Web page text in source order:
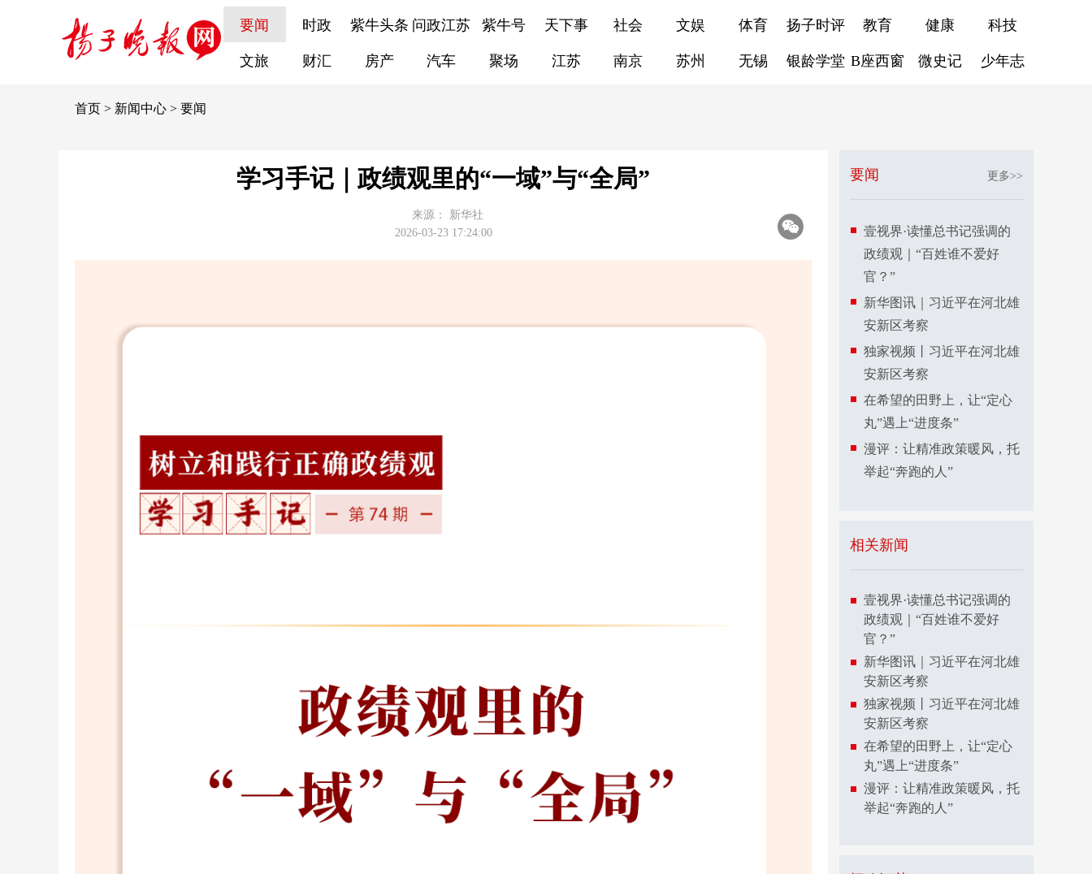
要闻 时政 紫牛头条 问政江苏 紫牛号 天下事 社会 文娱 体育 扬子时评 教育 健康 科技
文旅 财汇 房产 汽车 聚场 江苏 南京 苏州 无锡 银龄学堂 B座西窗 微史记 少年志
首页 > 新闻中心 > 要闻
学习手记｜政绩观里的“一域”与“全局”
来源：
新华社
2026-03-23 17:24:00
要闻 更多>>
壹视界·读懂总书记强调的
政绩观｜“百姓谁不爱好
官？”
新华图讯｜习近平在河北雄
安新区考察
独家视频丨习近平在河北雄
安新区考察
在希望的田野上，让“定心
丸”遇上“进度条”
漫评：让精准政策暖风，托
举起“奔跑的人”
相关新闻
壹视界·读懂总书记强调的
政绩观｜“百姓谁不爱好
官？”
新华图讯｜习近平在河北雄
安新区考察
独家视频丨习近平在河北雄
安新区考察
在希望的田野上，让“定心
丸”遇上“进度条”
漫评：让精准政策暖风，托
举起“奔跑的人”